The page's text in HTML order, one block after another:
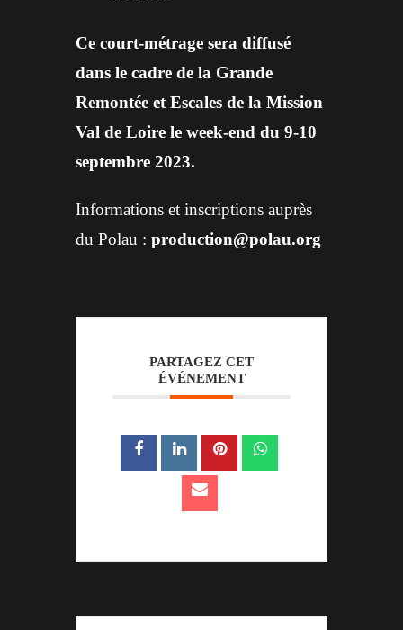
Ce court-métrage sera diffusé
dans le cadre de la Grande
Remontée et Escales de la Mission
Val de Loire le week-end du 9-10
septembre 2023.
Informations et inscriptions auprès
du Polau : production@polau.org
PARTAGEZ CET
ÉVÉNEMENT